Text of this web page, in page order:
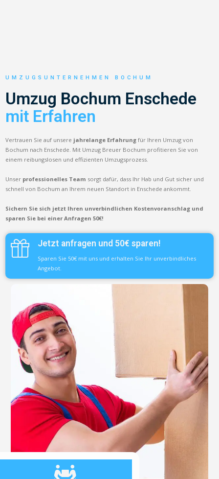
UMZUGSUNTERNEHMEN BOCHUM
Umzug Bochum Enschede
mit Erfahren
Vertrauen Sie auf unsere jahrelange Erfahrung für Ihren Umzug von
Bochum nach Enschede. Mit Umzug Breuer Bochum profitieren Sie von
einem reibungslosen und effizienten Umzugsprozess.
Unser professionelles Team sorgt dafür, dass Ihr Hab und Gut sicher und
schnell von Bochum an Ihrem neuen Standort in Enschede ankommt.
Sichern Sie sich jetzt Ihren unverbindlichen Kostenvoranschlag und
sparen Sie bei einer Anfragen 50€!
Jetzt anfragen und 50€ sparen!
Sparen Sie 50€ mit uns und erhalten Sie Ihr unverbindliches
Angebot.